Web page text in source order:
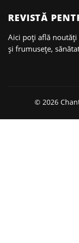
REVISTĂ
Aici poți află
și frumusețe,
© 2026